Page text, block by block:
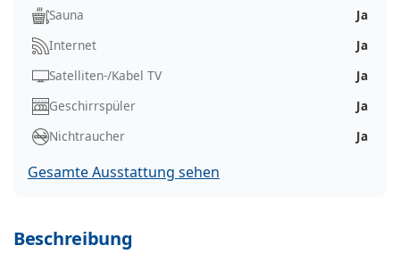
Sauna
Ja
Internet
Ja
Satelliten-/Kabel TV
Ja
Geschirrspüler
Ja
Nichtraucher
Ja
Gesamte Ausstattung sehen
Beschreibung